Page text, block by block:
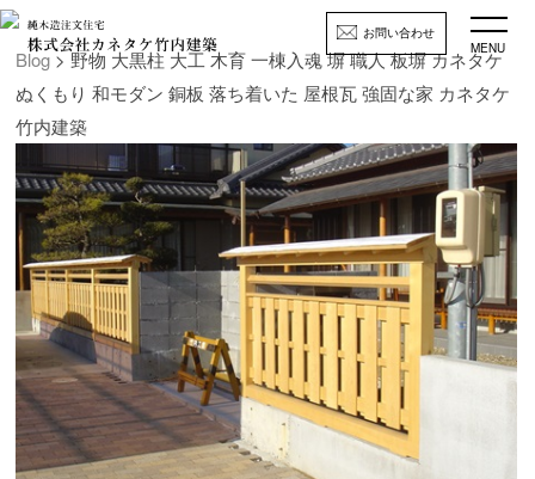
お問い合わせ
MENU
Blog> 野物 大黒柱 大工 木育 一棟入魂 塀 職人 板塀 カネタケ
ぬくもり 和モダン 銅板 落ち着いた 屋根瓦 強固な家 カネタケ
竹内建築